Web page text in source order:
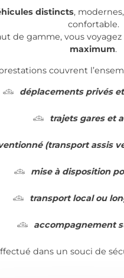
distincts,
confortable.
de gamme, vous
maximum.
couvrent
déplacements privés
trajets gares et
(transport assis
mise à disposition
transport local ou
accompagnement
dans un souci de